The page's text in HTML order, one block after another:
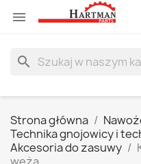

search
Strona główna
Technika gnojowicy i
Akcesoria do zasuwy